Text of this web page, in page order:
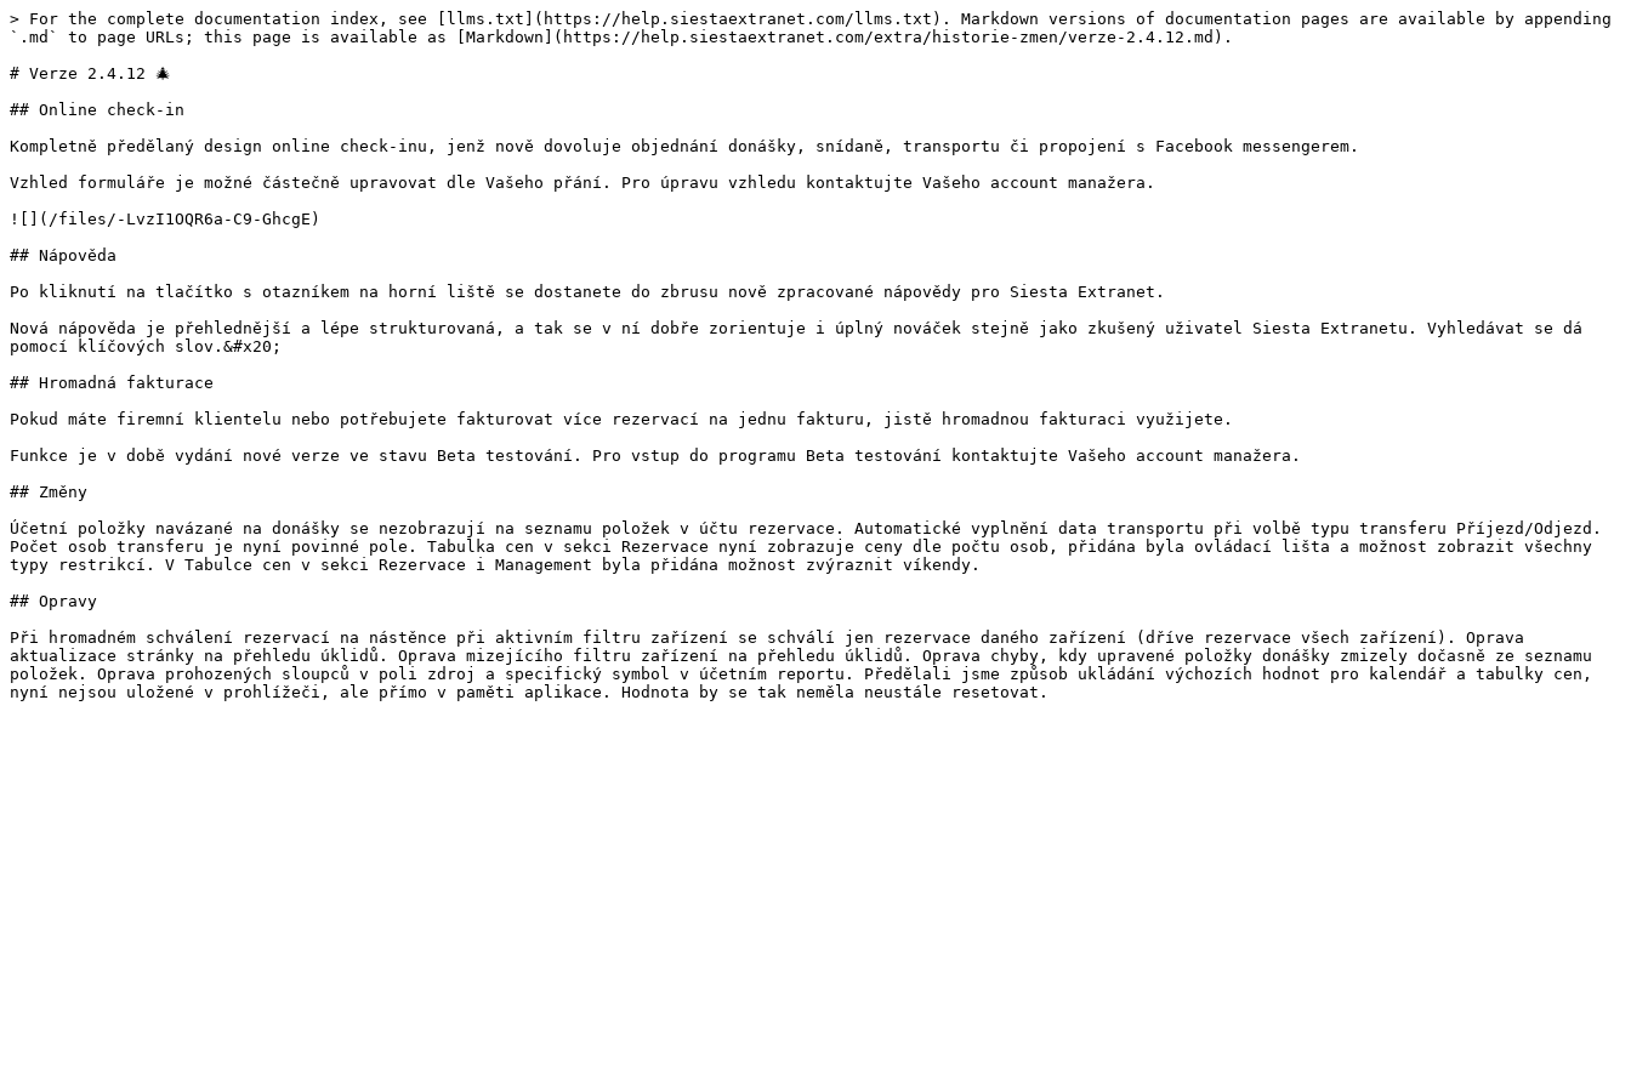
> For the complete documentation index, see [llms.txt](https://help.siestaextranet.com/llms.txt). Markdown versions of documentation pages are available by appending
`.md` to page URLs; this page is available as [Markdown](https://help.siestaextranet.com/extra/historie-zmen/verze-2.4.12.md).
# Verze 2.4.12 🎄
## Online check-in
Kompletně předělaný design online check-inu, jenž nově dovoluje objednání donášky, snídaně, transportu či propojení s Facebook messengerem.
Vzhled formuláře je možné částečně upravovat dle Vašeho přání. Pro úpravu vzhledu kontaktujte Vašeho account manažera.
![](/files/-LvzI1OQR6a-C9-GhcgE)
## Nápověda
Po kliknutí na tlačítko s otazníkem na horní liště se dostanete do zbrusu nově zpracované nápovědy pro Siesta Extranet.
Nová nápověda je přehlednější a lépe strukturovaná, a tak se v ní dobře zorientuje i úplný nováček stejně jako zkušený uživatel Siesta Extranetu. Vyhledávat se dá
pomocí klíčových slov.&#x20;
## Hromadná fakturace
Pokud máte firemní klientelu nebo potřebujete fakturovat více rezervací na jednu fakturu, jistě hromadnou fakturaci využijete.
Funkce je v době vydání nové verze ve stavu Beta testování. Pro vstup do programu Beta testování kontaktujte Vašeho account manažera.
## Změny
Účetní položky navázané na donášky se nezobrazují na seznamu položek v účtu rezervace. Automatické vyplnění data transportu při volbě typu transferu Příjezd/Odjezd.
Počet osob transferu je nyní povinné pole. Tabulka cen v sekci Rezervace nyní zobrazuje ceny dle počtu osob, přidána byla ovládací lišta a možnost zobrazit všechny
typy restrikcí. V Tabulce cen v sekci Rezervace i Management byla přidána možnost zvýraznit víkendy.
## Opravy
Při hromadném schválení rezervací na nástěnce při aktivním filtru zařízení se schválí jen rezervace daného zařízení (dříve rezervace všech zařízení). Oprava
aktualizace stránky na přehledu úklidů. Oprava mizejícího filtru zařízení na přehledu úklidů. Oprava chyby, kdy upravené položky donášky zmizely dočasně ze seznamu
položek. Oprava prohozených sloupců v poli zdroj a specifický symbol v účetním reportu. Předělali jsme způsob ukládání výchozích hodnot pro kalendář a tabulky cen,